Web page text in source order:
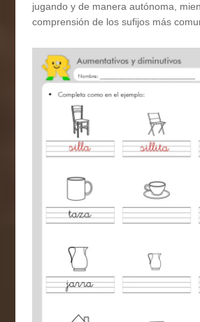
jugando y de manera autónoma,
comprensión de los sufijos más